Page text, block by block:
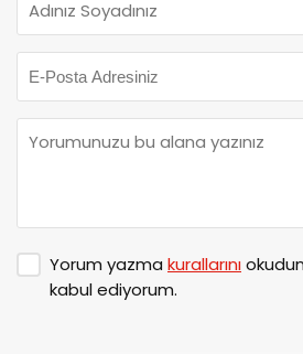
Yorum yazma kurallarını
kabul ediyorum.